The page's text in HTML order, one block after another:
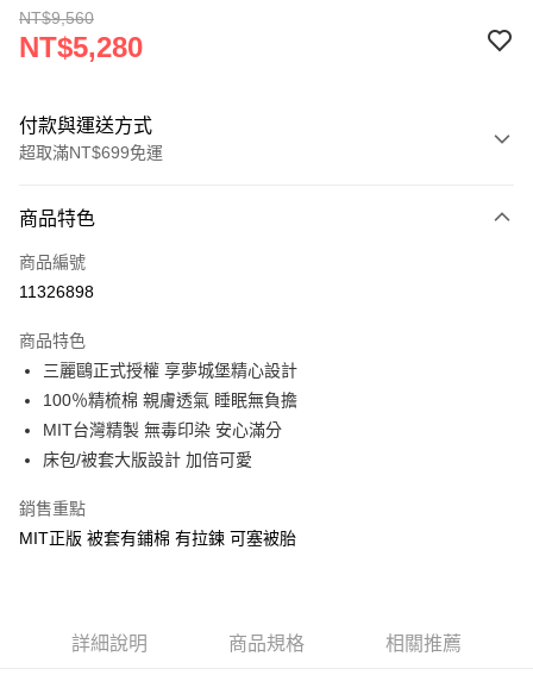
NT$9,560
NT$5,280
付款與運送方式
超取滿NT$699免運
信用卡一次付款
超商取貨付款
Apple Pay
街口支付
悠遊付
Google Pay
ATM付款
全家★依產品說明
商品特色
商品編號
11326898
商品特色
三麗鷗正式授權 享夢城堡精心設計
100％精梳棉 親膚透氣 睡眠無負擔
MIT台灣精製 無毒印染 安心滿分
床包/被套大版設計 加倍可愛
銷售重點
MIT正版 被套有鋪棉 有拉鍊 可塞被胎
詳細說明 商品規格 相關推薦